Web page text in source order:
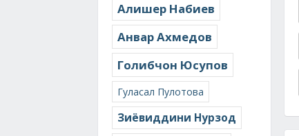
Алишер Набиев
Анвар Ахмедов
Голибчон Юсупов
Гуласал Пулотова
Зиёвиддини Нурзод